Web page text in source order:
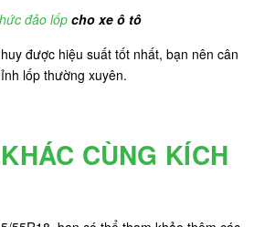
đảo lốp cho xe ô tô
được hiệu suất tốt nhất, bạn nên cân
lốp thường xuyên.
CÙNG KÍCH